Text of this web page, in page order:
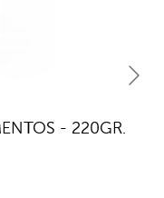
- 220GR.